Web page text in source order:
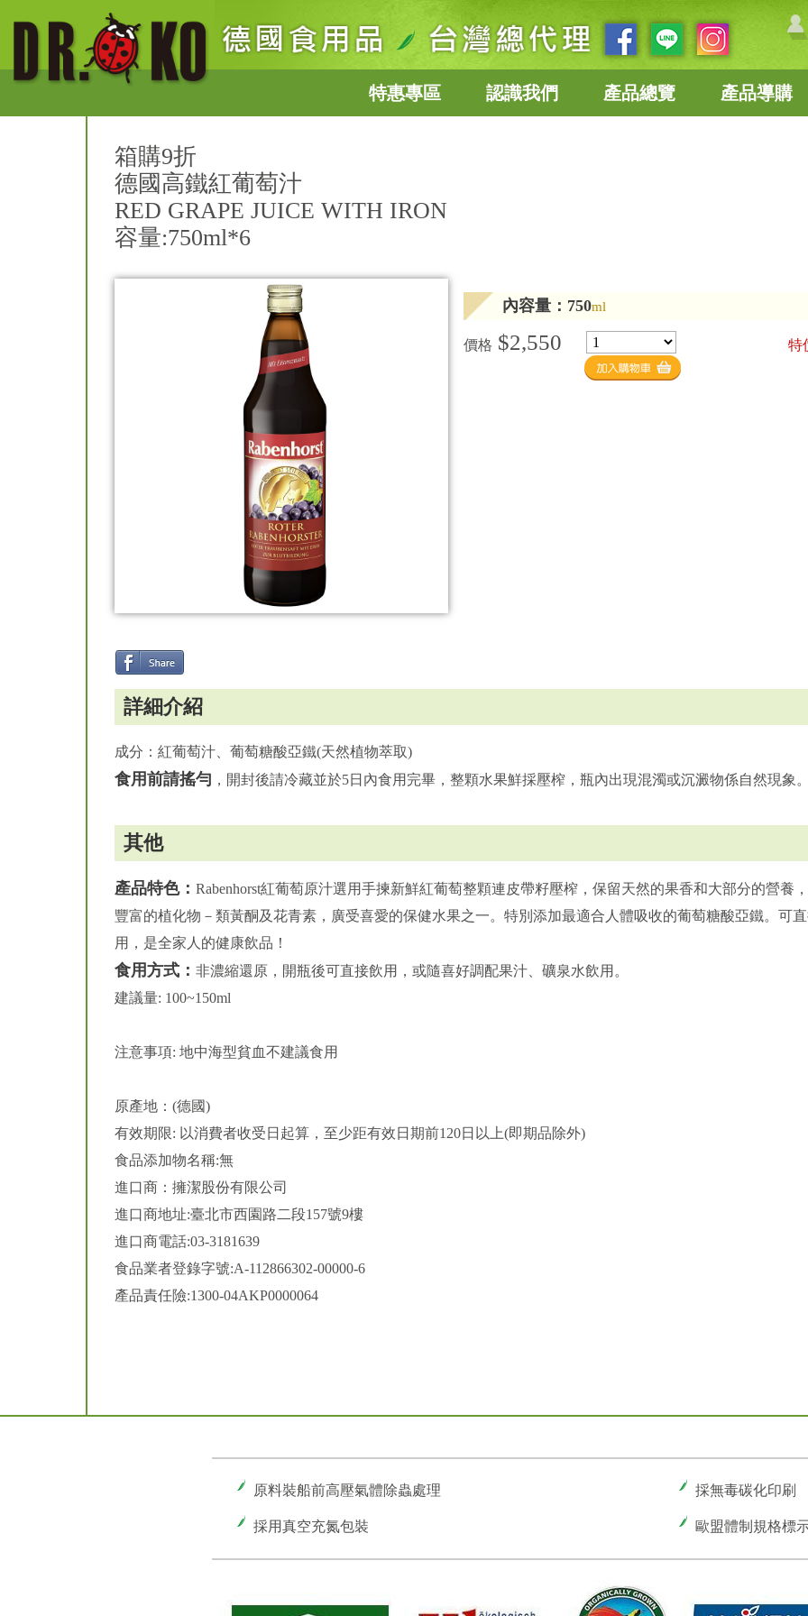
特惠專區 認識我們 產品總覽 產品導購
箱購9折
德國高鐵紅葡萄汁
RED GRAPE JUICE WITH IRON
容量:750ml*6
內容量：750ml
價格 $2,550 特
詳細介紹
成分：紅葡萄汁、葡萄糖酸亞鐵(天然植物萃取)
食用前請搖勻 ，開封後請冷藏並於5日內食用完畢，整顆水果鮮採壓榨，瓶內出現混濁或沉澱物係自然現象
其他
產品特色： Rabenhorst紅葡萄原汁選用手揀新鮮紅葡萄整顆連皮帶籽壓榨，保留天然的果香和大部分的營養
豐富的植化物－類黃酮及花青素，廣受喜愛的保健水果之一。特別添加最適合人體吸收的葡萄糖酸亞鐵。可
用，是全家人的健康飲品！
食用方式： 非濃縮還原，開瓶後可直接飲用，或隨喜好調配果汁、礦泉水飲用。
建議量: 100~150ml
注意事項: 地中海型貧血不建議食用
原產地：(德國)
有效期限: 以消費者收受日起算，至少距有效日期前120日以上(即期品除外)
食品添加物名稱:無
進口商：擁潔股份有限公司
進口商地址:臺北市西園路二段157號9樓
進口商電話:03-3181639
食品業者登錄字號:A-112866302-00000-6
產品責任險:1300-04AKP0000064
原料裝船前高壓氣體除蟲處理
採用真空充氮包裝
採無毒碳化印刷
歐盟體制規格標